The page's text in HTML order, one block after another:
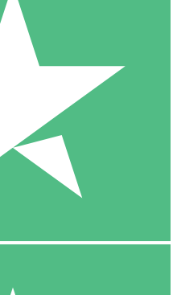
20 00